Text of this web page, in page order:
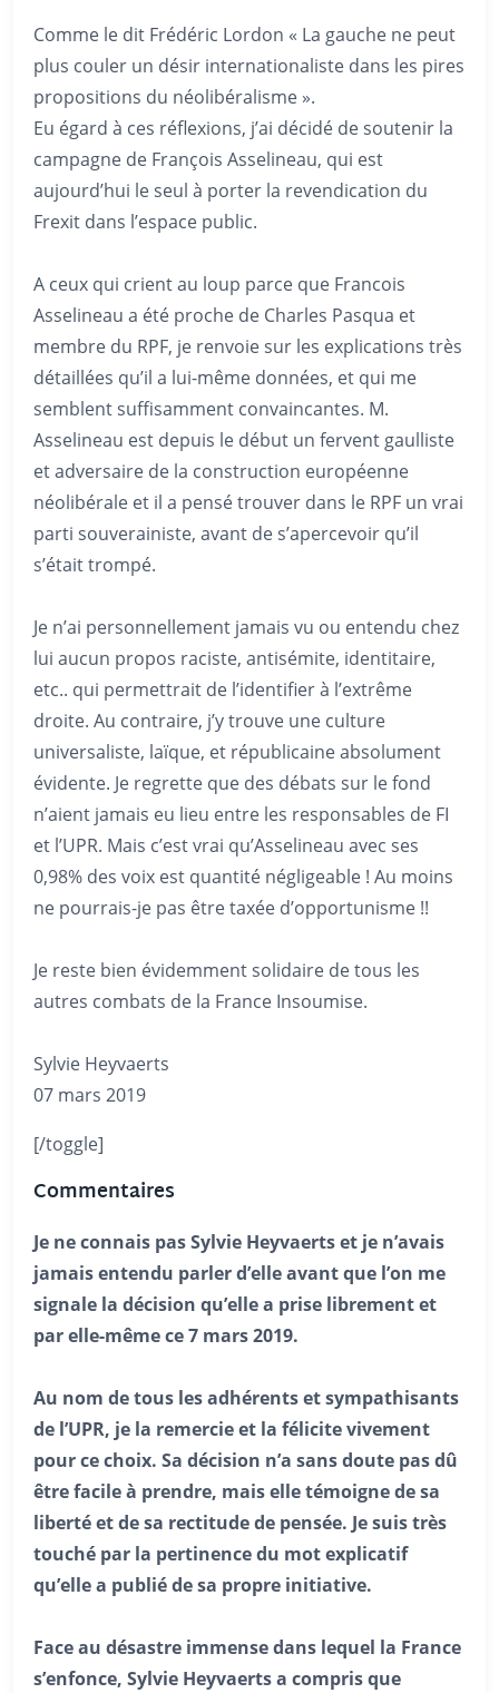
Comme le dit Frédéric Lordon « La gauche ne peut
plus couler un désir internationaliste dans les pires
propositions du néolibéralisme ».
Eu égard à ces réflexions, j’ai décidé de soutenir la
campagne de François Asselineau, qui est
aujourd’hui le seul à porter la revendication du
Frexit dans l’espace public.
A ceux qui crient au loup parce que Francois
Asselineau a été proche de Charles Pasqua et
membre du RPF, je renvoie sur les explications très
détaillées qu’il a lui-même données, et qui me
semblent suffisamment convaincantes. M.
Asselineau est depuis le début un fervent gaulliste
et adversaire de la construction européenne
néolibérale et il a pensé trouver dans le RPF un vrai
parti souverainiste, avant de s’apercevoir qu’il
s’était trompé.
Je n’ai personnellement jamais vu ou entendu chez
lui aucun propos raciste, antisémite, identitaire,
etc.. qui permettrait de l’identifier à l’extrême
droite. Au contraire, j’y trouve une culture
universaliste, laïque, et républicaine absolument
évidente. Je regrette que des débats sur le fond
n’aient jamais eu lieu entre les responsables de FI
et l’UPR. Mais c’est vrai qu’Asselineau avec ses
0,98% des voix est quantité négligeable ! Au moins
ne pourrais-je pas être taxée d’opportunisme !!
Je reste bien évidemment solidaire de tous les
autres combats de la France Insoumise.
Sylvie Heyvaerts
07 mars 2019
[/toggle]
Commentaires
Je ne connais pas Sylvie Heyvaerts et je n’avais
jamais entendu parler d’elle avant que l’on me
signale la décision qu’elle a prise librement et
par elle-même ce 7 mars 2019.
Au nom de tous les adhérents et sympathisants
de l’UPR, je la remercie et la félicite vivement
pour ce choix. Sa décision n’a sans doute pas dû
être facile à prendre, mais elle témoigne de sa
liberté et de sa rectitude de pensée. Je suis très
touché par la pertinence du mot explicatif
qu’elle a publié de sa propre initiative.
Face au désastre immense dans lequel la France
s’enfonce, Sylvie Heyvaerts a compris que